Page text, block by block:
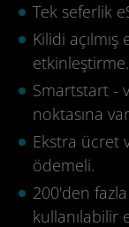
Tek seferlik
Kilidi
etkinleştirme.
Smartstart -
noktasına
Ekstra ücret
ödemeli.
200'den
kullanılabilir